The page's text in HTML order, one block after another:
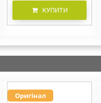
КУПИТИ
Оригінал